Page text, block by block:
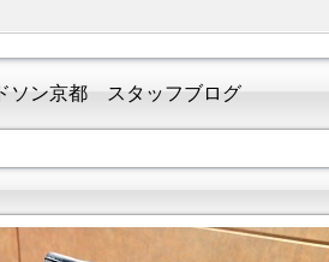
ソン京都 スタッフブログ